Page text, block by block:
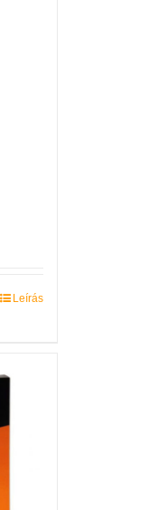
Leírás